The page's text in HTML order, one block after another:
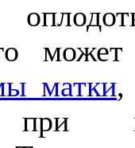
матки,
при